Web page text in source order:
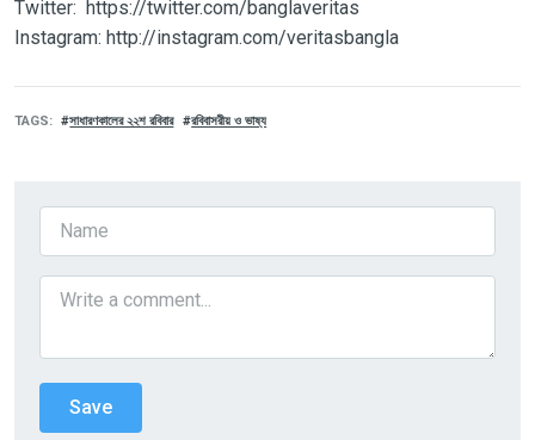
Twitter: https://twitter.com/banglaveritas
Instagram: http://instagram.com/veritasbangla
TAGS সাধারণকালের ২২শ রবিবার রবিবাসরীয় ও ভাষ্য